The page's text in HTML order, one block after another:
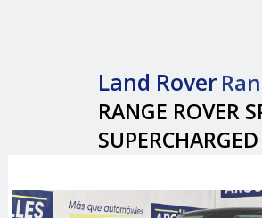
Land Rover
RANGE ROVER